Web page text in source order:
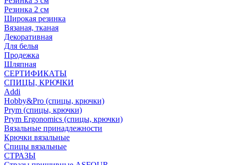
Резинка 2 см
Широкая резинка
Вязаная, тканая
Декоративная
Для белья
Продежка
Шляпная
СЕРТИФИКАТЫ
СПИЦЫ, КРЮЧКИ
Addi
Hobby&Pro (спицы, крючки)
Prym (спицы, крючки)
Prym Ergonomics (спицы, крючки)
Вязальные принадлежности
Крючки вязальные
Спицы вязальные
СТРАЗЫ